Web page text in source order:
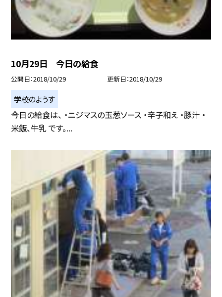
10月29日 今日の給食
公開日 2018/10/29 更新日 2018/10/29
学校のようす
今日の給食は、 ・ニジマスの玉葱ソース ・辛子和え ・豚汁 ・
米飯、牛乳 です。...